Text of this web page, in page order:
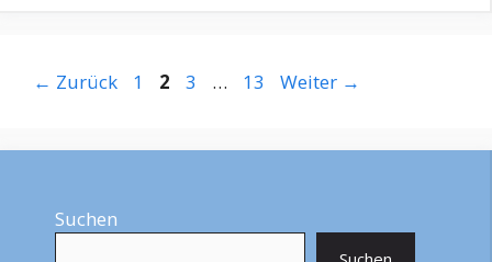
← Zurück Seite
1 Seite
2 Seite
3 … Seite
13 Weiter →
Suchen